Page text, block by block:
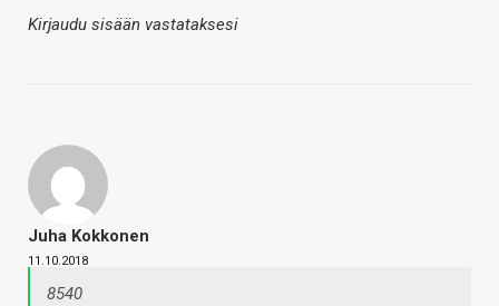
Kirjaudu sisään vastataksesi
Juha Kokkonen
11.10.2018
8540